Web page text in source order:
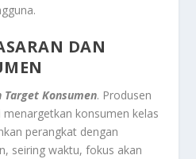
DAN
Konsumen. Produsen
konsumen kelas
perangkat dengan
seiring waktu, fokus akan